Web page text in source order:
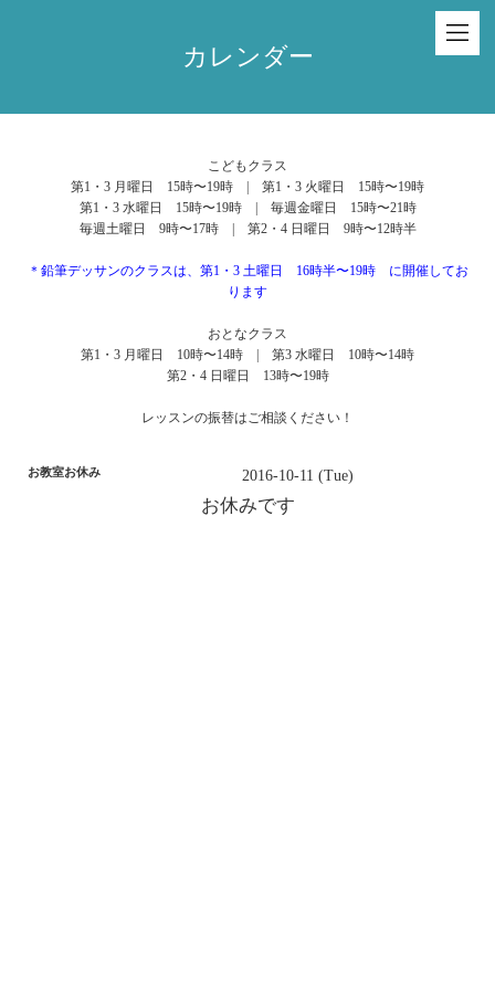
カレンダー
こどもクラス
第1・3 月曜日 15時〜19時 | 第1・3 火曜日 15時〜19時
第1・3 水曜日 15時〜19時 | 毎週金曜日 15時〜21時
毎週土曜日 9時〜17時 | 第2・4 日曜日 9時〜12時半
＊鉛筆デッサンのクラスは、第1・3 土曜日 16時半〜19時 に開催してお
ります
おとなクラス
第1・3 月曜日 10時〜14時 | 第3 水曜日 10時〜14時
第2・4 日曜日 13時〜19時
レッスンの振替はご相談ください！
お教室お休み 2016-10-11 (Tue)
お休みです